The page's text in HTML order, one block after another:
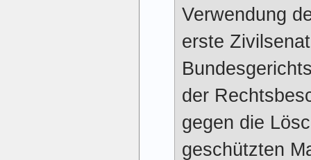
Verwendung
erste
der
gegen die
geschützten